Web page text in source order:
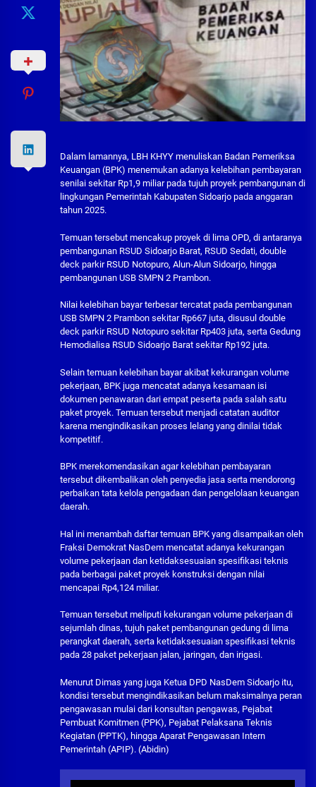
Dalam lamannya, LBH KHYY menuliskan Badan Pemeriksa
Keuangan (BPK) menemukan adanya kelebihan pembayaran
senilai sekitar Rp1,9 miliar pada tujuh proyek pembangunan di
lingkungan Pemerintah Kabupaten Sidoarjo pada anggaran
tahun 2025.
Temuan tersebut mencakup proyek di lima OPD, di antaranya
pembangunan RSUD Sidoarjo Barat, RSUD Sedati, double
deck parkir RSUD Notopuro, Alun-Alun Sidoarjo, hingga
pembangunan USB SMPN 2 Prambon.
Nilai kelebihan bayar terbesar tercatat pada pembangunan
USB SMPN 2 Prambon sekitar Rp667 juta, disusul double
deck parkir RSUD Notopuro sekitar Rp403 juta, serta Gedung
Hemodialisa RSUD Sidoarjo Barat sekitar Rp192 juta.
Selain temuan kelebihan bayar akibat kekurangan volume
pekerjaan, BPK juga mencatat adanya kesamaan isi
dokumen penawaran dari empat peserta pada salah satu
paket proyek. Temuan tersebut menjadi catatan auditor
karena mengindikasikan proses lelang yang dinilai tidak
kompetitif.
BPK merekomendasikan agar kelebihan pembayaran
tersebut dikembalikan oleh penyedia jasa serta mendorong
perbaikan tata kelola pengadaan dan pengelolaan keuangan
daerah.
Hal ini menambah daftar temuan BPK yang disampaikan oleh
Fraksi Demokrat NasDem mencatat adanya kekurangan
volume pekerjaan dan ketidaksesuaian spesifikasi teknis
pada berbagai paket proyek konstruksi dengan nilai
mencapai Rp4,124 miliar.
Temuan tersebut meliputi kekurangan volume pekerjaan di
sejumlah dinas, tujuh paket pembangunan gedung di lima
perangkat daerah, serta ketidaksesuaian spesifikasi teknis
pada 28 paket pekerjaan jalan, jaringan, dan irigasi.
Menurut Dimas yang juga Ketua DPD NasDem Sidoarjo itu,
kondisi tersebut mengindikasikan belum maksimalnya peran
pengawasan mulai dari konsultan pengawas, Pejabat
Pembuat Komitmen (PPK), Pejabat Pelaksana Teknis
Kegiatan (PPTK), hingga Aparat Pengawasan Intern
Pemerintah (APIP). (Abidin)